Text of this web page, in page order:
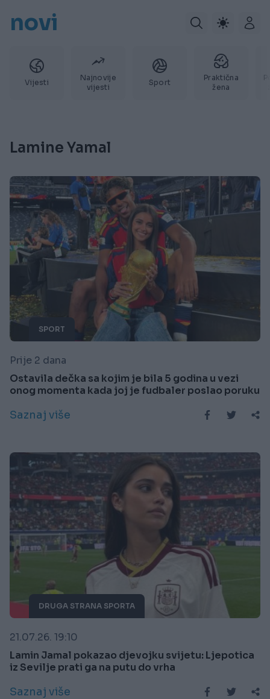
novi
Vijesti
Najnovije
vijesti
Sport
Praktična
žena
Lamine Yamal
SPORT
Prije 2 dana
Ostavila dečka sa kojim je bila 5 godina u vezi
onog momenta kada joj je fudbaler poslao poruku
Saznaj više
DRUGA STRANA SPORTA
21.07.26. 19:10
Lamin Jamal pokazao djevojku svijetu: Ljepotica
iz Sevilje prati ga na putu do vrha
Saznaj više